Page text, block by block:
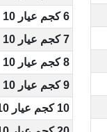
6 كجم عيار 10
7 كجم عيار 10
8 كجم عيار 10
9 كجم عيار 10
10 كجم عيار 10